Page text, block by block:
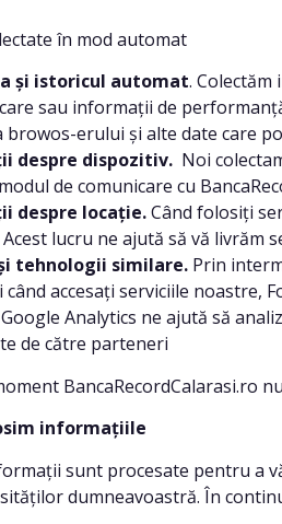
în mod automat
și istoricul automat.
sau informații de
browos-erului și alte date care
despre dispozitiv. Noi
de comunicare cu
despre locație.Când folosiți
Acest lucru ne ajută să vă livrăm
tehnologii similare. Prin
accesați serviciile noastre,
Analytics ne ajută să
de către parteneri
BancaRecordCalarasi.ro
informațiile
sunt procesate pentru a vă
dumneavoastră. În